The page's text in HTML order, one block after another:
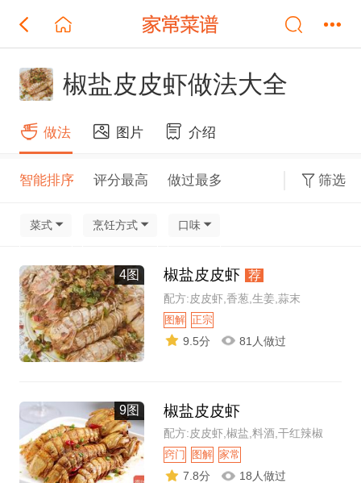
椒盐皮皮虾做法大全
做法 图片 介绍
智能排序 评分最高 做过最多 筛选
菜式 烹饪方式 口味
4图 椒盐皮皮虾 荐
配方:皮皮虾,香葱,生姜,蒜末
图解 正宗
9.5分 81人做过
9图 椒盐皮皮虾
配方:皮皮虾,椒盐,料酒,干红辣椒
窍门 图解 家常
7.8分 18人做过